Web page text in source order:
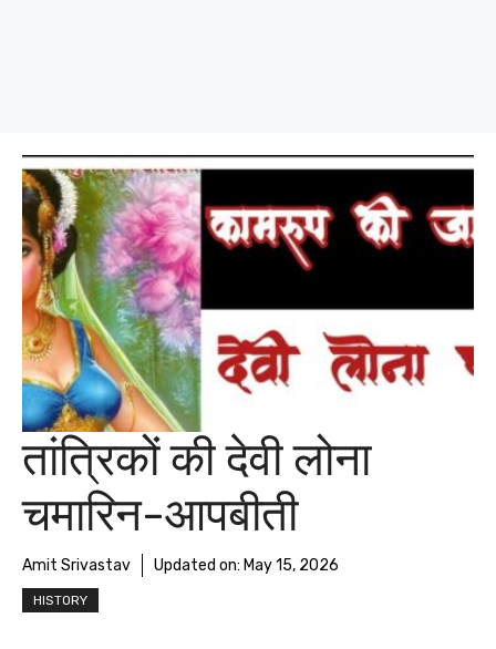
तांत्रिकों की देवी लोना
चमारिन-आपबीती
Amit Srivastav Updated on: May 15, 2026
HISTORY